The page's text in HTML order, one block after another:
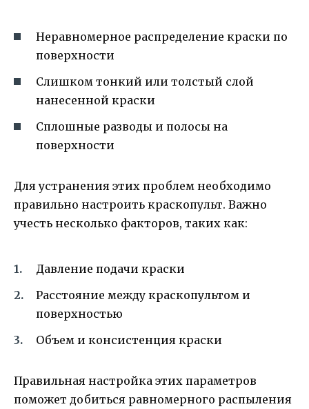
Неравномерное распределение краски по
поверхности
Слишком тонкий или толстый слой
нанесенной краски
Сплошные разводы и полосы на
поверхности
Для устранения этих проблем необходимо
правильно настроить краскопульт. Важно
учесть несколько факторов, таких как:
Давление подачи краски
Расстояние между краскопультом и
поверхностью
Объем и консистенция краски
Правильная настройка этих параметров
поможет добиться равномерного распыления